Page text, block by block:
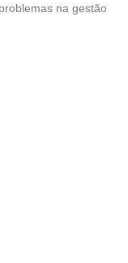
na gestão